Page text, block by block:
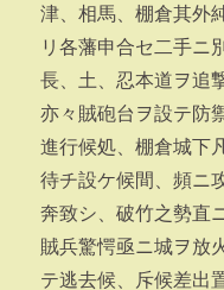
津、相馬、棚倉其外
リ各藩申合セ二手ニ
長、土、忍本道ヲ追
亦々賊砲台ヲ設テ防
進行候処、棚倉城下
待チ設ケ候間、頻ニ
奔致シ、破竹之勢直
賊兵驚愕亟ニ城ヲ放
テ逃去候、斥候差出